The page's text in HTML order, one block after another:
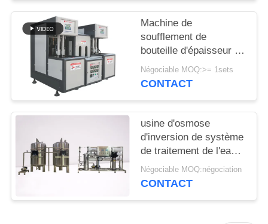
Machine de
soufflement de
bouteille d'épaisseur de
moule du contrôle
200mm de PLC
Négociable MOQ:>= 1sets
CONTACT
usine d'osmose
d'inversion de système
de traitement de l'eau
3000LPH pour l'eau
d'emballage de sachet
Négociable MOQ:négociation
CONTACT